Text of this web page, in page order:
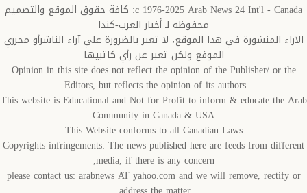
c 1976-2025 Arab News 24 Int'l - Canada: كافة حقوق الموقع والتصميم
محفوظة لـ أخبار العرب-كندا
الآراء المنشورة في هذا الموقع، لا تعبر بالضرورة علي آراء الناشرأو محرري
الموقع ولكن تعبر عن رأي كاتبيها
Opinion in this site does not reflect the opinion of the Publisher/ or the
Editors, but reflects the opinion of its authors.
This website is Educational and Not for Profit to inform & educate the Arab
Community in Canada & USA
This Website conforms to all Canadian Laws
Copyrights infringements: The news published here are feeds from different
media, if there is any concern,
please contact us: arabnews AT yahoo.com and we will remove, rectify or